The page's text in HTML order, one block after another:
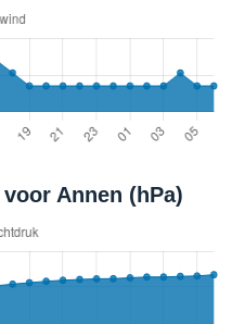
Annen (hPa)